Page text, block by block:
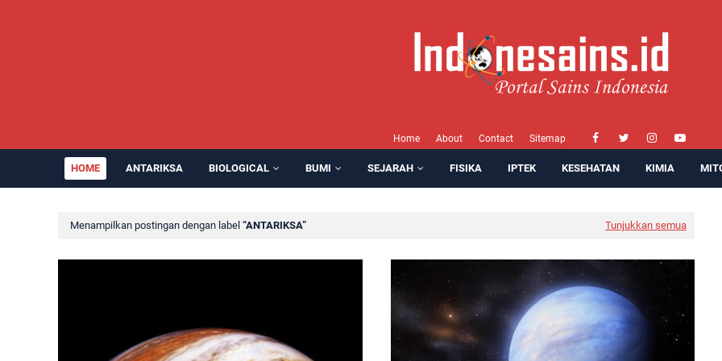
Home About Contact Sitemap
HOME ANTARIKSA BIOLOGICAL BUMI SEJARAH FISIKA IPTEK KESEHATAN KIMIA
Menampilkan postingan dengan label ANTARIKSA Tunjukkan semua